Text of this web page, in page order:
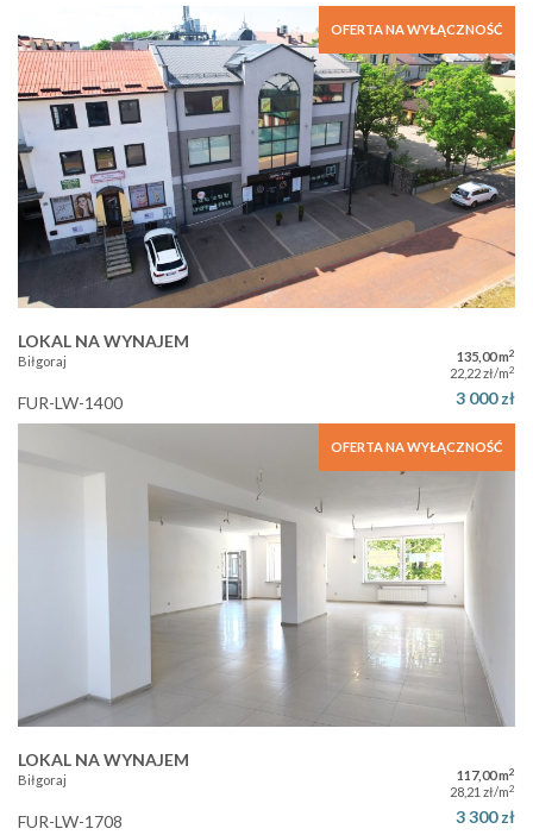
OFERTA NA WYŁĄCZNOŚĆ
LOKAL NA WYNAJEM
Biłgoraj 135,00 m2
22,22 zł/m2
FUR-LW-1400 3 000 zł
OFERTA NA WYŁĄCZNOŚĆ
LOKAL NA WYNAJEM
Biłgoraj 117,00 m2
28,21 zł/m2
FUR-LW-1708 3 300 zł